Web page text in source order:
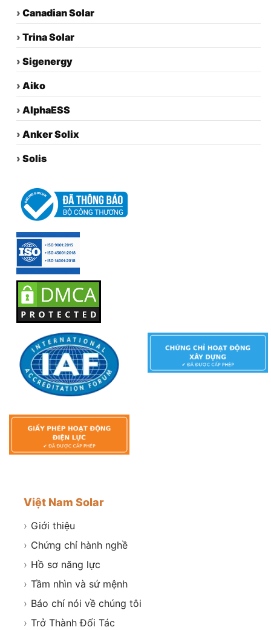
› Canadian Solar
› Trina Solar
› Sigenergy
› Aiko
› AlphaESS
› Anker Solix
› Solis
Việt Nam Solar
› Giới thiệu
› Chứng chỉ hành nghề
› Hồ sơ năng lực
› Tầm nhìn và sứ mệnh
› Báo chí nói về chúng tôi
› Trở Thành Đối Tác